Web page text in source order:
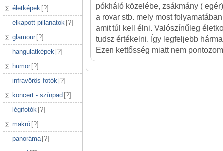
életképek [?]
elkapott pillanatok [?]
glamour [?]
hangulatképek [?]
humor [?]
infravörös fotók [?]
koncert - színpad [?]
légifotók [?]
makró [?]
panoráma [?]
pókháló közelébe, zsákmány (
a rovar stb. mely most
amit túl kell élni. Valószínűleg
tudsz értékelni. Így legfeljebb
Ezen kettősség miatt nem